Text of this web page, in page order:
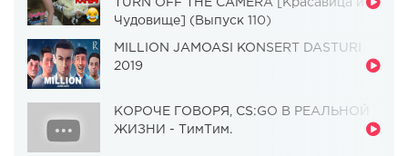
TURN OFF THE CAMERA [Красавица и
Чудовище] (Выпуск 110)
MILLION JAMOASI KONSERT DASTURI
2019
КОРОЧЕ ГОВОРЯ, CS:GO В РЕАЛЬНОЙ
ЖИЗНИ - ТимТим.